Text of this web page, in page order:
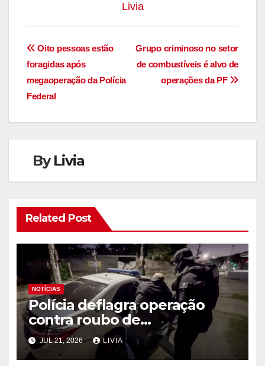
Livia
Navegação
de
Post
Grupo criminoso no setor
de combustíveis é alvo de
operações da PF
Oito pessoas estão
foragidas após
megaoperação da Polícia
Federal
ByLivia
Related Post
NOTÍCIAS
Polícia deflagra operação
contra roubo de
medicamentos oncológicos
JUL 21, 2026 LIVIA